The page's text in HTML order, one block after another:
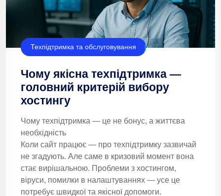
Техпідтримка та обслуговування
Чому якісна техпідтримка —
головний критерій вибору
хостингу
Чому техпідтримка — це не бонус, а життєва
необхідність
Коли сайт працює — про техпідтримку зазвичай
не згадують. Але саме в кризовий момент вона
стає вирішальною. Проблеми з хостингом,
віруси, помилки в налаштуваннях — усе це
потребує швидкої та якісної допомоги.